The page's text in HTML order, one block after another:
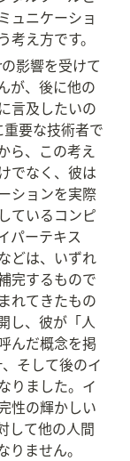
ュニケーショ
え方です。
影響を受けて
が、後に他の
言及したいの
要な技術者で
ら、この考え
でなく、彼は
ションを実際
ているコンピ
パーテキス
どは、いずれ
完するもので
れてきたもの
し、彼が「人
んだ概念を掲
そして後のイ
りました。イ
性の輝かしい
して他の人間
ません。